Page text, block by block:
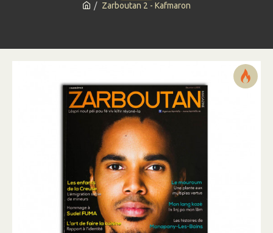
Zarboutan 2 - Kafmaron